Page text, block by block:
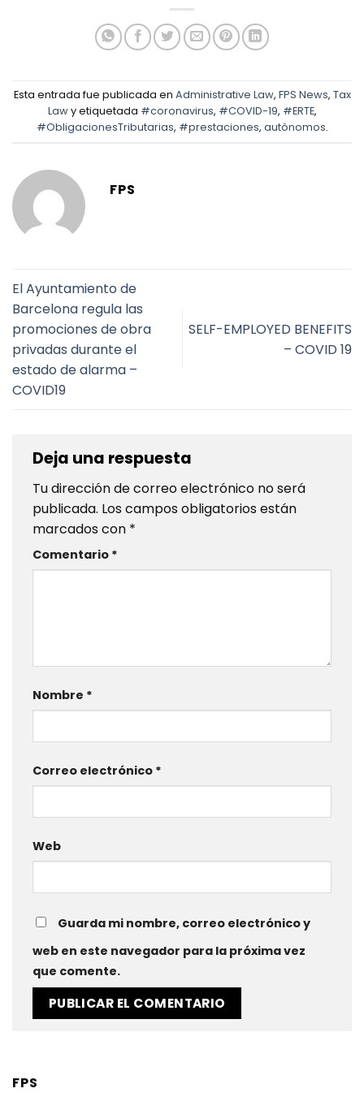
Esta entrada fue publicada en Administrative Law, FPS News, Tax
Lawy etiquetada #coronavirus, #COVID-19, #ERTE,
#ObligacionesTributarias, #prestaciones, autónomos.
FPS
El Ayuntamiento de
Barcelona regula las
promociones de obra
privadas durante el
estado de alarma –
COVID19
SELF-EMPLOYED BENEFITS
– COVID 19
Deja una respuesta
Tu dirección de correo electrónico no será
publicada. Los campos obligatorios están
marcados con *
Comentario *
Nombre *
Correo electrónico *
Web
Guarda mi nombre, correo electrónico y
web en este navegador para la próxima vez
que comente.
FPS